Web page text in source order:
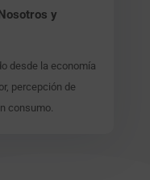
y
desde la economía
percepción de
consumo.